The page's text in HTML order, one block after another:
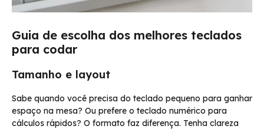
Guia de escolha dos melhores teclados
para codar
Tamanho e layout
Sabe quando você precisa do teclado pequeno para ganhar
espaço na mesa? Ou prefere o teclado numérico para
cálculos rápidos? O formato faz diferença. Tenha clareza